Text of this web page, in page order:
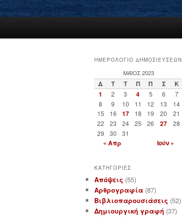
ΗΜΕΡΟΛΟΓΙΟ ΔΗΜΟΣΙΕΥΣΕΩΝ
ΜΆΙΟΣ 2023
Δ Τ Τ Π Π Σ
Κ
1
2 3 4 5 6
7
8
9 10 11 12 13
14
15
16 17 18 19 20
21
22
23 24 25 26 27
28
29
30 31
« Απρ Ιούν »
ΚΑΤΗΓΟΡΙΕΣ
Απόψεις (55)
Αρθρογραφία (87)
Βιβλιοπαρουσιάσεις (52)
Δημιουργική γραφή (37)